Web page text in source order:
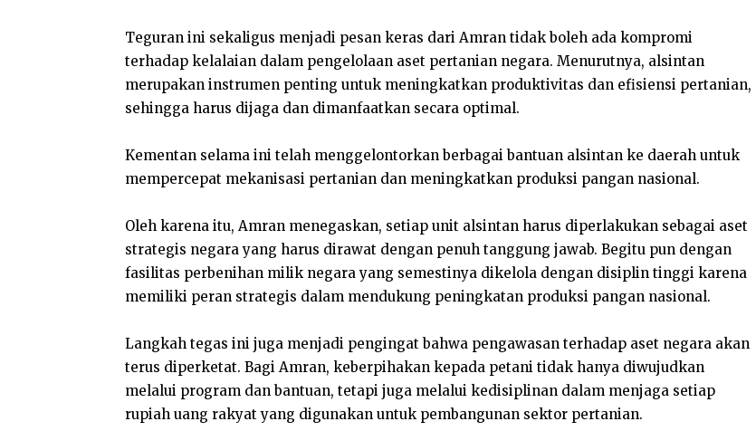
Teguran ini sekaligus menjadi pesan keras dari Amran tidak boleh ada kompromi
terhadap kelalaian dalam pengelolaan aset pertanian negara. Menurutnya, alsintan
merupakan instrumen penting untuk meningkatkan produktivitas dan efisiensi pertanian,
sehingga harus dijaga dan dimanfaatkan secara optimal.
Kementan selama ini telah menggelontorkan berbagai bantuan alsintan ke daerah untuk
mempercepat mekanisasi pertanian dan meningkatkan produksi pangan nasional.
Oleh karena itu, Amran menegaskan, setiap unit alsintan harus diperlakukan sebagai aset
strategis negara yang harus dirawat dengan penuh tanggung jawab. Begitu pun dengan
fasilitas perbenihan milik negara yang semestinya dikelola dengan disiplin tinggi karena
memiliki peran strategis dalam mendukung peningkatan produksi pangan nasional.
Langkah tegas ini juga menjadi pengingat bahwa pengawasan terhadap aset negara akan
terus diperketat. Bagi Amran, keberpihakan kepada petani tidak hanya diwujudkan
melalui program dan bantuan, tetapi juga melalui kedisiplinan dalam menjaga setiap
rupiah uang rakyat yang digunakan untuk pembangunan sektor pertanian.